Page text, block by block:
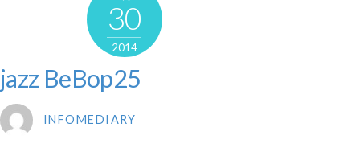
30
2014
jazz BeBop25
INFOMEDIARY